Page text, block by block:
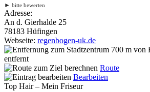
► bitte bewerten
Adresse:
An d. Gierhalde 25
78183 Hüfingen
Webseite: regenbogen-uk.de
700 m von
entfernt
Route
Bearbeiten
Top Hair – Mein Friseur